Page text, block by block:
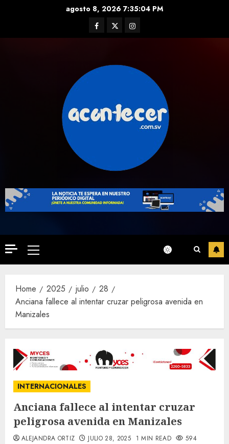
agosto 8, 2026 7:35:05 PM
Facebook
TwitterInstagram
Primary
Menu
Home 2025 julio
28
Anciana fallece al intentar cruzar peligrosa avenida en
Manizales
INTERNACIONALES
Anciana fallece al intentar cruzar
peligrosa avenida en Manizales
ALEJANDRA ORTIZ JULIO 28, 2025 1 MIN READ 594